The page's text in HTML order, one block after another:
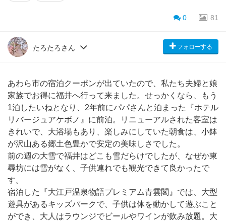
0 81
たろたろさん フォローする
あわら市の宿泊クーポンが出ていたので、私たち夫婦と娘
家族でお得に福井へ行って来ました。せっかくなら、もう
1泊したいねとなり、2年前にパパさんと泊まった『ホテル
リバージュアケボノ』に前泊。リニューアルされた客室は
きれいで、大浴場もあり、楽しみにしていた朝食は、小鉢
が沢山ある郷土色豊かで安定の美味しさでした。
前の週の大雪で福井はどこも雪だらけでしたが、なぜか東
尋坊には雪がなく、子供連れでも観光できて良かったで
す。
宿泊した『大江戸温泉物語プレミアム青雲閣』では、大型
遊具があるキッズパークで、子供は体を動かして遊ぶこと
ができ、大人はラウンジでビールやワインが飲み放題。大